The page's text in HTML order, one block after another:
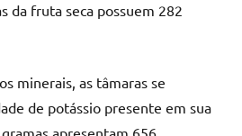
da fruta seca possuem 282
minerais, as tâmaras se
de potássio presente em sua